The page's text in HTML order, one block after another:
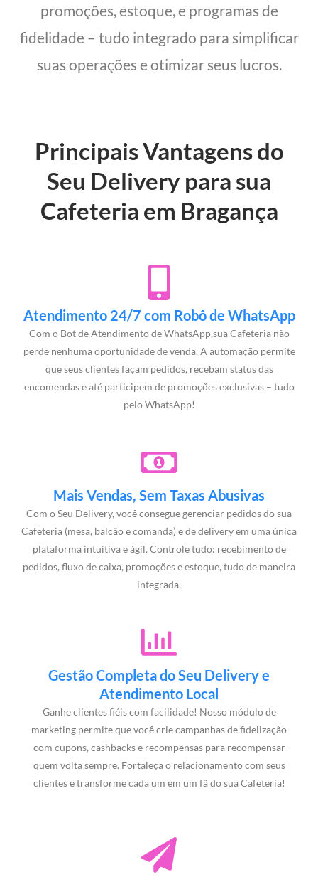
promoções, estoque, e programas de
fidelidade – tudo integrado para simplificar
suas operações e otimizar seus lucros.
Principais Vantagens do
Seu Delivery para sua
Cafeteria em Bragança
Atendimento 24/7 com Robô de WhatsApp
Com o Bot de Atendimento de WhatsApp,sua Cafeteria não
perde nenhuma oportunidade de venda. A automação permite
que seus clientes façam pedidos, recebam status das
encomendas e até participem de promoções exclusivas – tudo
pelo WhatsApp!
Mais Vendas, Sem Taxas Abusivas
Com o Seu Delivery, você consegue gerenciar pedidos do sua
Cafeteria (mesa, balcão e comanda) e de delivery em uma única
plataforma intuitiva e ágil. Controle tudo: recebimento de
pedidos, fluxo de caixa, promoções e estoque, tudo de maneira
integrada.
Gestão Completa do Seu Delivery e
Atendimento Local
Ganhe clientes fiéis com facilidade! Nosso módulo de
marketing permite que você crie campanhas de fidelização
com cupons, cashbacks e recompensas para recompensar
quem volta sempre. Fortaleça o relacionamento com seus
clientes e transforme cada um em um fã do sua Cafeteria!